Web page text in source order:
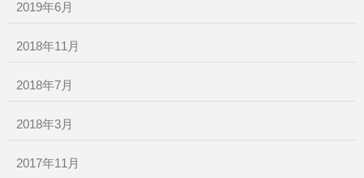
2019年6月
2018年11月
2018年7月
2018年3月
2017年11月